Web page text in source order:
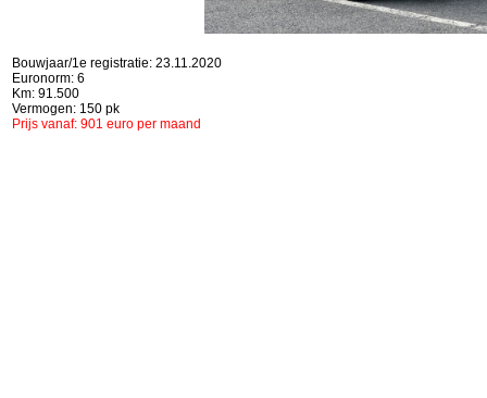
Bouwjaar/1e registratie: 23.11.2020
Euronorm: 6
Km: 91.500
Vermogen: 150 pk
Prijs vanaf: 901 euro per maand